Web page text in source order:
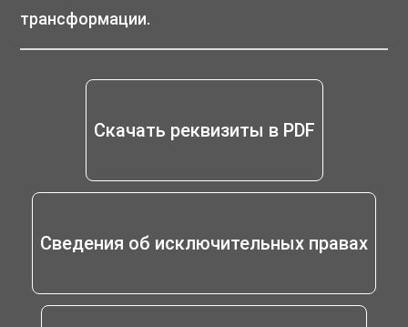
трансформации.
Скачать реквизиты в PDF
Сведения об исключительных правах